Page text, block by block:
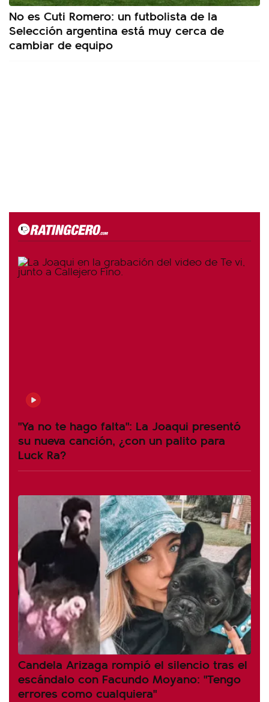
No es Cuti Romero: un futbolista de la
Selección argentina está muy cerca de
cambiar de equipo
"Ya no te hago falta": La Joaqui presentó
su nueva canción, ¿con un palito para
Luck Ra?
Candela Arizaga rompió el silencio tras el
escándalo con Facundo Moyano: "Tengo
errores como cualquiera"